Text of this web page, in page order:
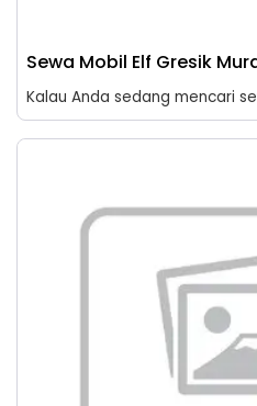
Sewa Mobil Elf Gresik
Kalau Anda sedang mencari